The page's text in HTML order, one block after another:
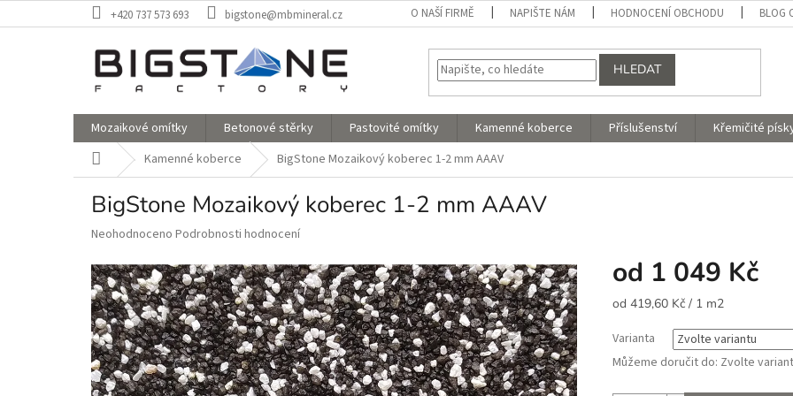
na
+420 737 573 693 bigstone@mbmineral.cz O NAŠÍ FIRMĚ NAPIŠTE NÁM HODNOCENÍ OBCHODU BLOG
HLEDAT
Mozaikové omítky Betonové stěrky Pastovité omítky Kamenné koberce Příslušenství Křemičité
Domů Kamenné koberce BigStone Mozaikový koberec 1-2 mm AAAV
BigStone Mozaikový koberec 1-2 mm AAAV
Průměrné
produktu
je
0,0
z
5
hvězdiček.
Neohodnoceno Podrobnosti hodnocení
od 1 049 Kč
Měrná
od 419,60 Kč / 1 m2
Varianta
Můžeme doručit do: Zvolte